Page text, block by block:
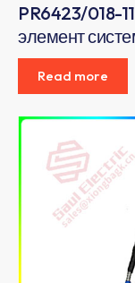
PR6423/018-
элемент
Read more